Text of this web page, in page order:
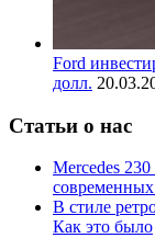
Ford
долл.
Статьи о нас
Mercedes
В стиле
Как это было